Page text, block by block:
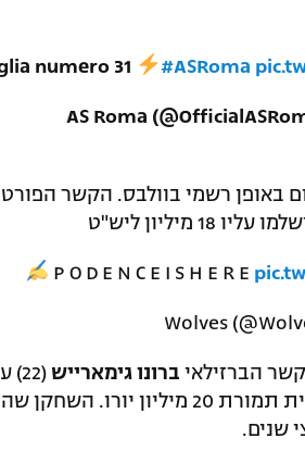
numero 31 #ASRoma
באופן רשמי בוולבס. הקשר
מיליון ליש"ט
P O D E N C E I S H E R E
הברזילאי ברונו גימארייש
בשורות הקבוצה הצרפתית תמורת 20
שנים.